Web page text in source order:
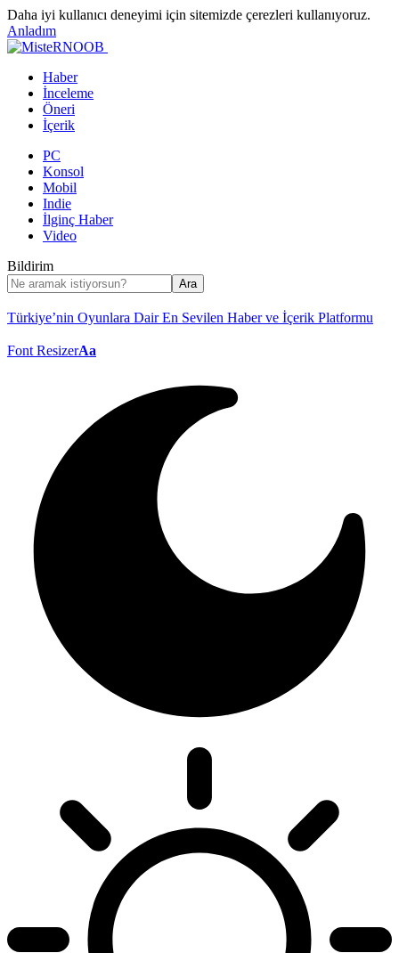
Daha iyi kullanıcı deneyimi için sitemizde çerezleri kullanıyoruz.
Anladım
Haber
İnceleme
Öneri
İçerik
PC
Konsol
Mobil
Indie
İlginç Haber
Video
Bildirim
Türkiye’nin Oyunlara Dair En Sevilen Haber ve İçerik Platformu
Font ResizerAa